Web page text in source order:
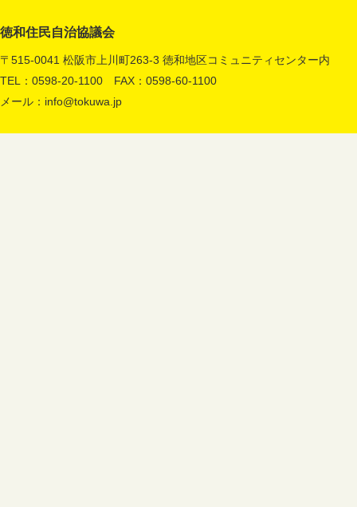
徳和住民自治協議会
〒515-0041 松阪市上川町263-3 徳和地区コミュニティセンター内
TEL：0598-20-1100 FAX：0598-60-1100
メール： info@tokuwa.jp